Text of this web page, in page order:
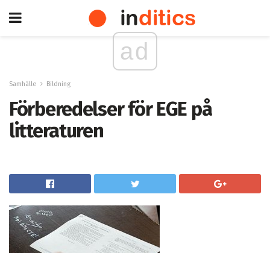
ad
Samhälle Bildning
Förberedelser för EGE på
litteraturen